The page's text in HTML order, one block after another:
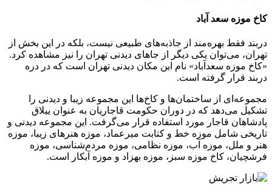
کاخ موزه سعد آباد
دربند فقط بهره‌مند از جاذبه‌های طبیعی نیست، بلکه در این بخش از
تهران، می‌توان یکی دیگر از جاهای دیدنی تهران را نیز مشاهده کرد.
«کاخ موزه سعد‌آباد» نام این مکان دیدنی تهران است که در دره
دربند قرار گرفته است.
مجموعه‌ای از ساختمان‌ها و کاخ‌ها این مجموعه زیبا و دیدنی را
تشکیل می‌دهد که در دوران حکومت قاجاریان به عنوان ییلاق
پادشاهان قاجار مورد استفاده قرار می‌گرفت. این مجموعه دیدنی و
تاریخی شامل موزه خط و کتابت میرعماد، موزه هنرهای زیبا، موزه
هنر و ملل، موزه آب، موزه نظامی، موزه مردم‌شناسی، موزه
فرشچیان، کاخ موزه سبز، موزه بهزاد و موزه آبکار است.